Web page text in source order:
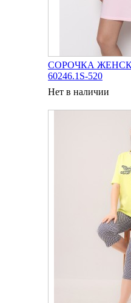
СОРОЧКА
60246.1S-520
Нет в наличии